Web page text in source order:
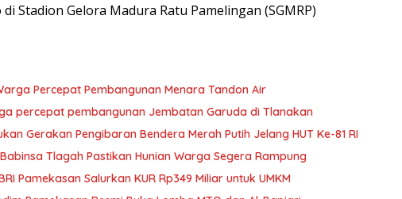
Stadion Gelora Madura Ratu Pamelingan (SGMRP)
Percepat Pembangunan Menara Tandon Air
percepat pembangunan Jembatan Garuda di Tlanakan
Gerakan Pengibaran Bendera Merah Putih Jelang HUT Ke-81 RI
Tlagah Pastikan Hunian Warga Segera Rampung
Pamekasan Salurkan KUR Rp349 Miliar untuk UMKM